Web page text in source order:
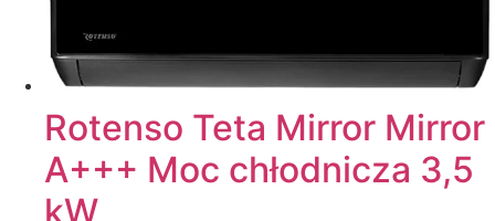
Rotenso Teta Mirror Mirror
A+++ Moc chłodnicza 3,5
kW